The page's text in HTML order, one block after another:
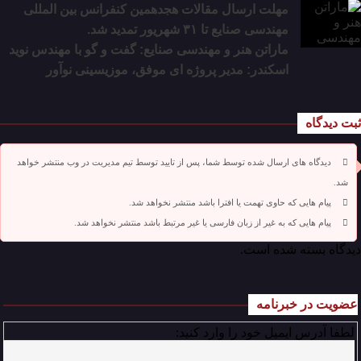
مهلت ارسال مقالات هجدهمین کنفرانس بین المللی
مهندسی صنایع تا ۳۱ شهریور تمدید شد.
ماراتن هنر و مهندسی صنایع: گفت و گو با مهندس نوید
اسکندر: مدیر پروژه ای موفق، موزیسینی نوآور
ثبت دیدگاه
دیدگاه های ارسال شده توسط شما، پس از تایید توسط تیم مدیریت در وب منتشر خواهد
شد.
پیام هایی که حاوی تهمت یا افترا باشد منتشر نخواهد شد.
پیام هایی که به غیر از زبان فارسی یا غیر مرتبط باشد منتشر نخواهد شد.
دیدگاه بسته شده است.
عضویت در خبرنامه
لطفا آدرس ایمیل خود را وارد کنید: